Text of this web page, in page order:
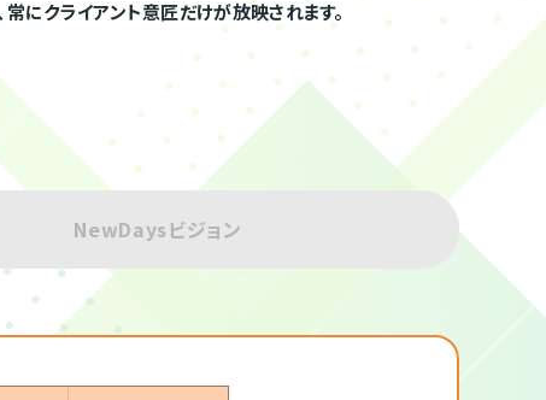
クライアント意匠だけが放映されます。
NewDaysビジョン